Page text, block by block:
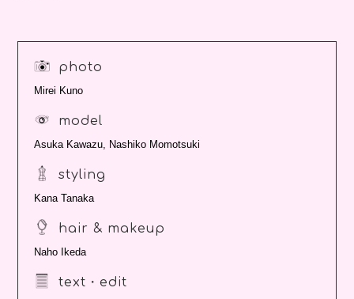
photo
Mirei Kuno
model
Asuka Kawazu, Nashiko Momotsuki
styling
Kana Tanaka
hair & makeup
Naho Ikeda
text・edit